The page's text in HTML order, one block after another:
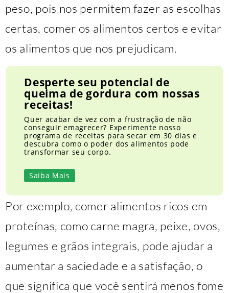
peso, pois nos permitem fazer as escolhas
certas, comer os alimentos certos e evitar
os alimentos que nos prejudicam.
Desperte seu potencial de
queima de gordura com nossas
receitas!
Quer acabar de vez com a frustração de não
conseguir emagrecer? Experimente nosso
programa de receitas para secar em 30 dias e
descubra como o poder dos alimentos pode
transformar seu corpo.
Saiba Mais
Por exemplo, comer alimentos ricos em
proteínas, como carne magra, peixe, ovos,
legumes e grãos integrais, pode ajudar a
aumentar a saciedade e a satisfação, o
que significa que você sentirá menos fome